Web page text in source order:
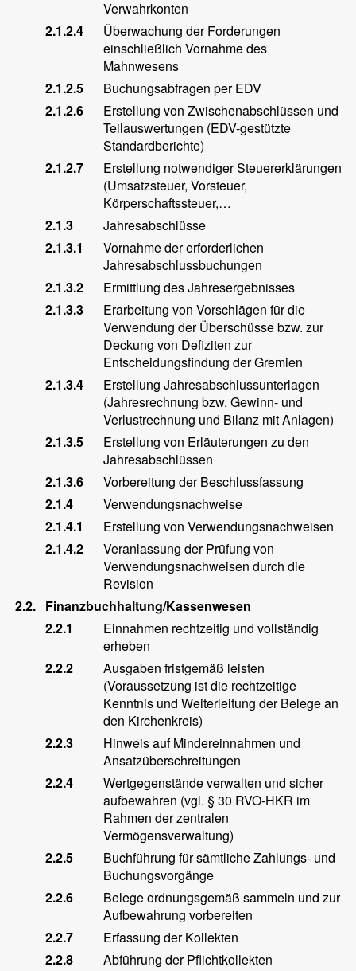
Verwahrkonten
2.1.2.4
Überwachung der Forderungen
einschließlich Vornahme des
Mahnwesens
2.1.2.5
Buchungsabfragen per EDV
2.1.2.6
Erstellung von Zwischenabschlüssen und
Teilauswertungen (EDV-gestützte
Standardberichte)
2.1.2.7
Erstellung notwendiger Steuererklärungen
(Umsatzsteuer, Vorsteuer,
Körperschaftssteuer,…
2.1.3
Jahresabschlüsse
2.1.3.1
Vornahme der erforderlichen
Jahresabschlussbuchungen
2.1.3.2
Ermittlung des Jahresergebnisses
2.1.3.3
Erarbeitung von Vorschlägen für die
Verwendung der Überschüsse bzw. zur
Deckung von Defiziten zur
Entscheidungsfindung der Gremien
2.1.3.4
Erstellung Jahresabschlussunterlagen
(Jahresrechnung bzw. Gewinn- und
Verlustrechnung und Bilanz mit Anlagen)
2.1.3.5
Erstellung von Erläuterungen zu den
Jahresabschlüssen
2.1.3.6
Vorbereitung der Beschlussfassung
2.1.4
Verwendungsnachweise
2.1.4.1
Erstellung von Verwendungsnachweisen
2.1.4.2
Veranlassung der Prüfung von
Verwendungsnachweisen durch die
Revision
2.2. Finanzbuchhaltung/Kassenwesen
2.2.1
Einnahmen rechtzeitig und vollständig
erheben
2.2.2
Ausgaben fristgemäß leisten
(Voraussetzung ist die rechtzeitige
Kenntnis und Weiterleitung der Belege an
den Kirchenkreis)
2.2.3
Hinweis auf Mindereinnahmen und
Ansatzüberschreitungen
2.2.4
Wertgegenstände verwalten und sicher
aufbewahren (vgl. § 30 RVO-HKR im
Rahmen der zentralen
Vermögensverwaltung)
2.2.5
Buchführung für sämtliche Zahlungs- und
Buchungsvorgänge
2.2.6
Belege ordnungsgemäß sammeln und zur
Aufbewahrung vorbereiten
2.2.7
Erfassung der Kollekten
2.2.8
Abführung der Pflichtkollekten